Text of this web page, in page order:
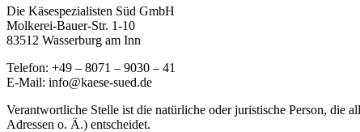
Die Käsespezialisten Süd GmbH
Molkerei-Bauer-Str. 1-10
83512 Wasserburg am Inn
Telefon: +49 – 8071 – 9030 – 41
E-Mail: info@kaese-sued.de
Verantwortliche Stelle ist die natürliche oder juristische Person, die
Adressen o. Ä.) entscheidet.